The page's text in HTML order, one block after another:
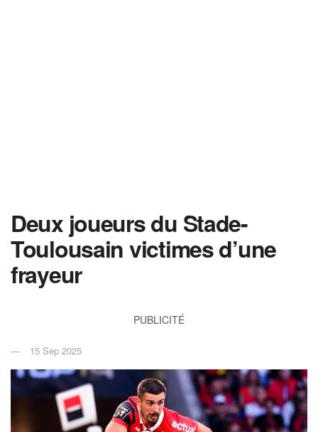
Deux joueurs du Stade-
Toulousain victimes d’une
frayeur
PUBLICITÉ
15 Sep 2025